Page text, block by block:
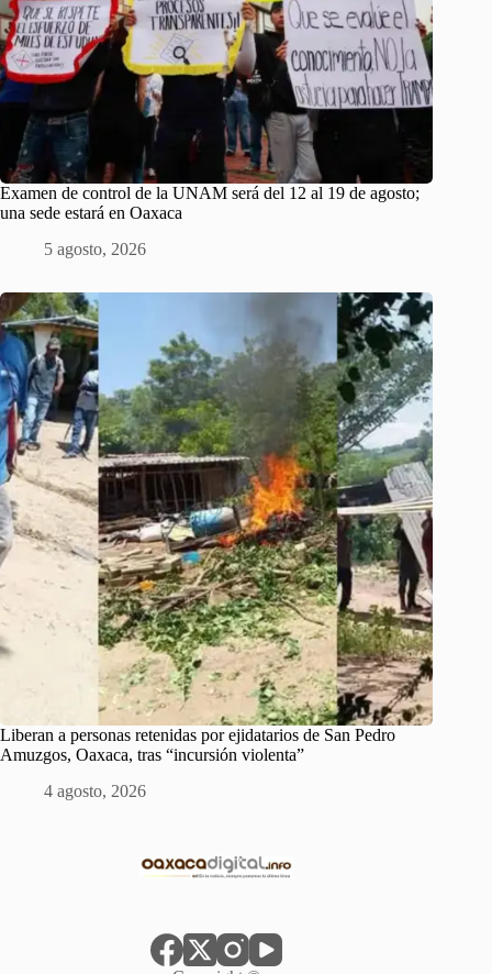
Examen de control de la UNAM será del 12 al 19 de agosto;
una sede estará en Oaxaca
5 agosto, 2026
Liberan a personas retenidas por ejidatarios de San Pedro
Amuzgos, Oaxaca, tras “incursión violenta”
4 agosto, 2026